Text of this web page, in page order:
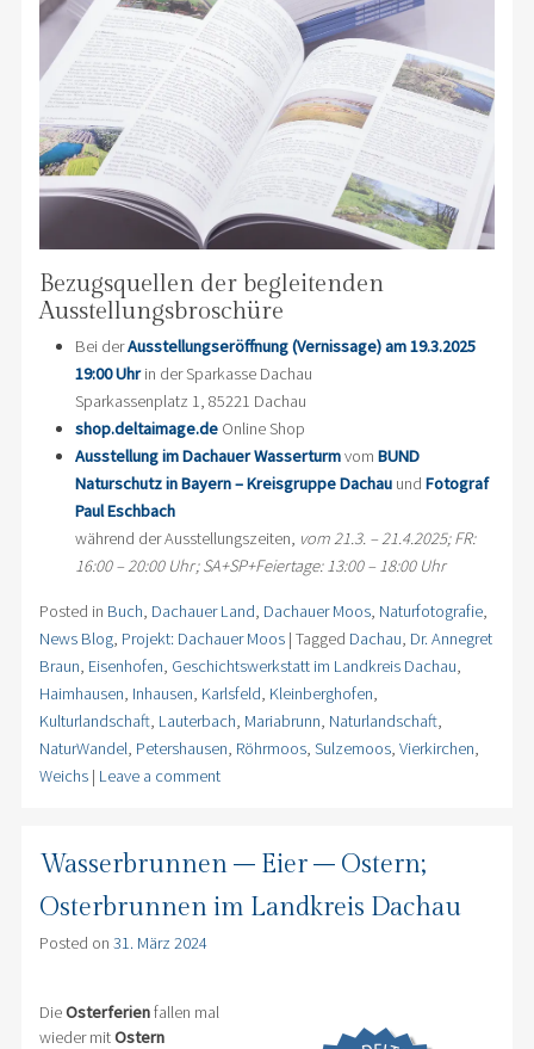
Bezugsquellen der begleitenden
Ausstellungsbroschüre
Bei derAusstellungseröffnung (Vernissage) am 19.3.2025
19:00 Uhrin der Sparkasse Dachau
Sparkassenplatz 1, 85221 Dachau
shop.deltaimage.deOnline Shop
Ausstellung im Dachauer Wasserturmvom BUND
Naturschutz in Bayern – Kreisgruppe Dachauund Fotograf
Paul Eschbach
während der Ausstellungszeiten, vom 21.3. – 21.4.2025; FR:
16:00 – 20:00 Uhr; SA+SP+Feiertage: 13:00 – 18:00 Uhr
Posted in Buch Dachauer Land Dachauer Moos, Naturfotografie,
News Blog, Projekt: Dachauer Moos | Tagged Dachau Dr. Annegret
Braun Eisenhofen Geschichtswerkstatt im Landkreis Dachau
Haimhausen Inhausen Karlsfeld Kleinberghofen
Kulturlandschaft, Lauterbach Mariabrunn Naturlandschaft,
NaturWandel Petershausen Röhrmoos, Sulzemoos, Vierkirchen
Weichs | Leave a comment
Wasserbrunnen – Eier – Ostern;
Osterbrunnen im Landkreis Dachau
Posted on 31. März 2024
DieOsterferienfallen mal
wieder mitOstern